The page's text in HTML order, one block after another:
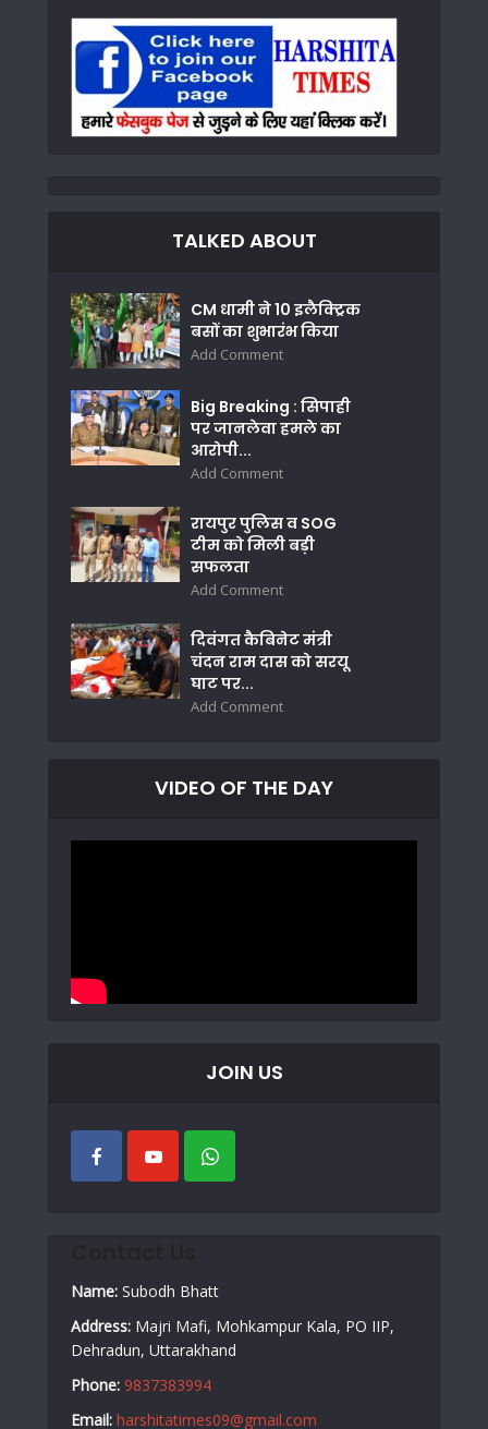
TALKED ABOUT
CM धामी ने 10 इलैक्ट्रिक
बसों का शुभारंभ किया
Add Comment
Big Breaking : सिपाही
पर जानलेवा हमले का
आरोपी...
Add Comment
रायपुर पुलिस व SOG
टीम को मिली बड़ी
सफलता
Add Comment
दिवंगत कैबिनेट मंत्री
चंदन राम दास को सरयू
घाट पर...
Add Comment
VIDEO OF THE DAY
JOIN US
Name: Subodh Bhatt
Address: Majri Mafi, Mohkampur Kala, PO IIP,
Dehradun, Uttarakhand
Phone: 9837383994
Email: harshitatimes09@gmail.com